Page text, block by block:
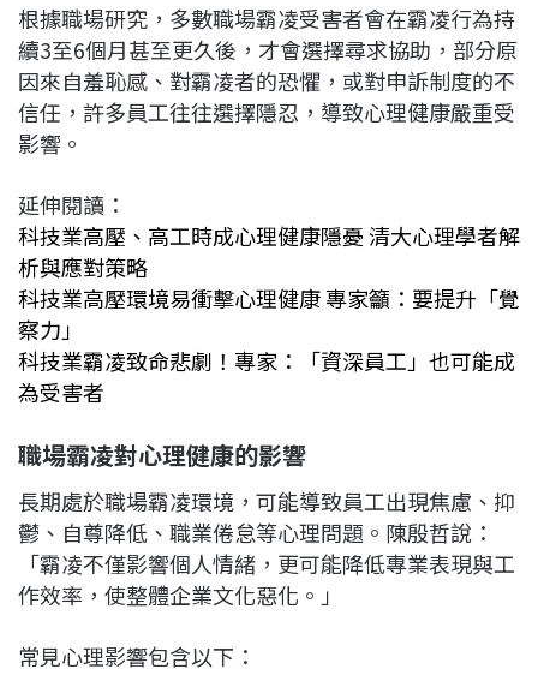
根據職場研究，多數職場霸凌受害者會在霸凌行為持
續3至6個月甚至更久後，才會選擇尋求協助，部分原
因來自羞恥感、對霸凌者的恐懼，或對申訴制度的不
信任，許多員工往往選擇隱忍，導致心理健康嚴重受
影響。
延伸閱讀：
科技業高壓、高工時成心理健康隱憂 清大心理學者解
析與應對策略
科技業高壓環境易衝擊心理健康 專家籲：要提升「覺
察力」
科技業霸凌致命悲劇！專家：「資深員工」也可能成
為受害者
職場霸凌對心理健康的影響
長期處於職場霸凌環境，可能導致員工出現焦慮、抑
鬱、自尊降低、職業倦怠等心理問題。陳殷哲說：
「霸凌不僅影響個人情緒，更可能降低專業表現與工
作效率，使整體企業文化惡化。」
常見心理影響包含以下：